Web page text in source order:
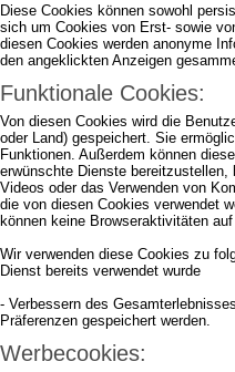
Diese Cookies können sowohl
sich um Cookies von Erst- sowie
diesen Cookies werden anonyme
den angeklickten Anzeigen
Funktionale Cookies:
Von diesen Cookies wird die
oder Land) gespeichert. Sie
Funktionen. Außerdem können
erwünschte Dienste
Videos oder das Verwenden von
die von diesen Cookies verwendet
können keine Browseraktivitäten
Wir verwenden diese Cookies zu
Dienst bereits verwendet wurde
- Verbessern des
Präferenzen gespeichert werden.
Werbecookies: